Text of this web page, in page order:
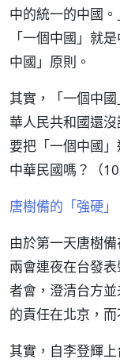
中的統一的中國
「一個中國」就
中國」原則。
其實，「一個中
華人民共和國還
要把「一個中國
中華民國嗎？（10
唐樹備的「強硬」
由於第一天唐樹
兩會連夜在台發
者會，澄清台方
的責任在北京，而
其實，自李登輝